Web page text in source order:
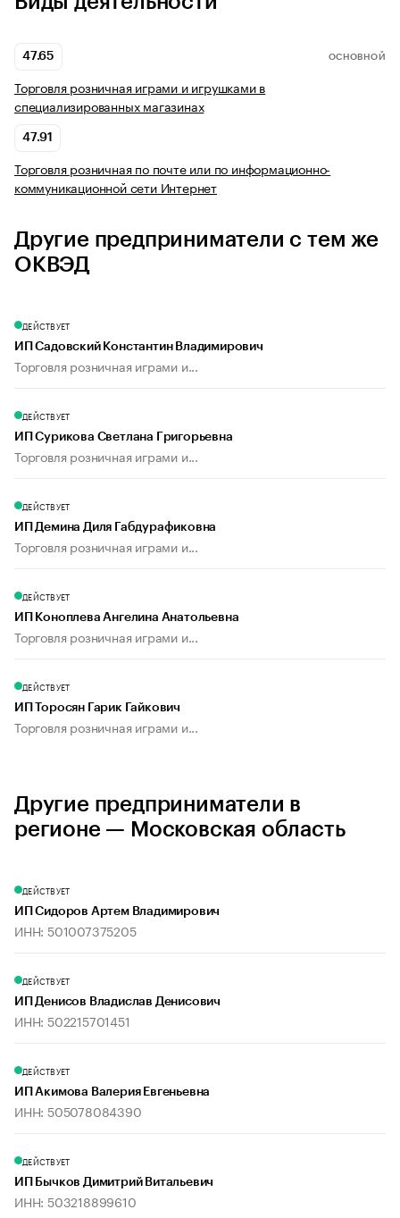
47.65 ОСНОВНОЙ
Торговля розничная играми и игрушками в
специализированных магазинах
47.91
Торговля розничная по почте или по информационно-
коммуникационной сети Интернет
Другие предприниматели с тем же
ОКВЭД
ДЕЙСТВУЕТ
ИП Садовский Константин Владимирович
Торговля розничная играми и...
ДЕЙСТВУЕТ
ИП Сурикова Светлана Григорьевна
Торговля розничная играми и...
ДЕЙСТВУЕТ
ИП Демина Диля Габдурафиковна
Торговля розничная играми и...
ДЕЙСТВУЕТ
ИП Коноплева Ангелина Анатольевна
Торговля розничная играми и...
ДЕЙСТВУЕТ
ИП Торосян Гарик Гайкович
Торговля розничная играми и...
Другие предприниматели в
регионе — Московская область
ДЕЙСТВУЕТ
ИП Сидоров Артем Владимирович
ИНН: 501007375205
ДЕЙСТВУЕТ
ИП Денисов Владислав Денисович
ИНН: 502215701451
ДЕЙСТВУЕТ
ИП Акимова Валерия Евгеньевна
ИНН: 505078084390
ДЕЙСТВУЕТ
ИП Бычков Димитрий Витальевич
ИНН: 503218899610